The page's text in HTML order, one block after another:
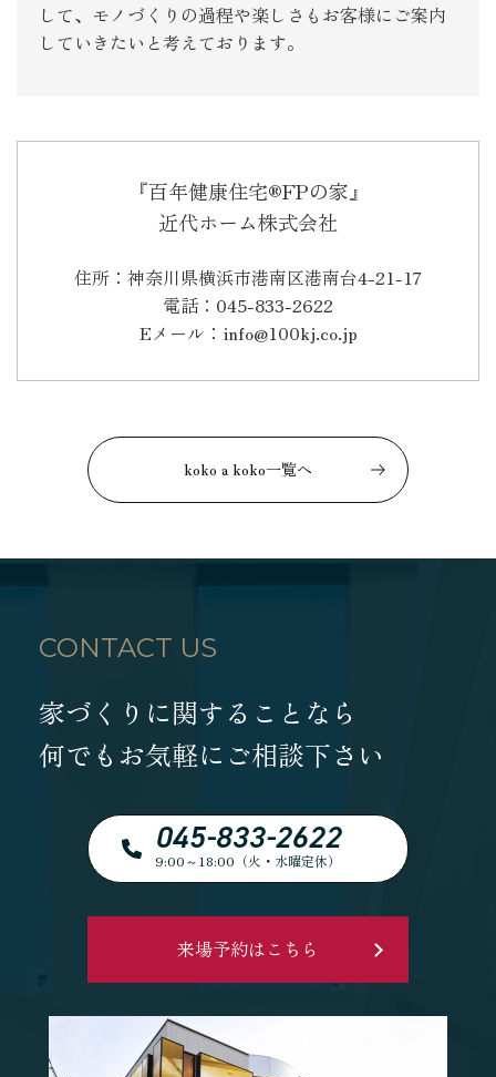
して、モノづくりの過程や楽しさもお客様にご案内
していきたいと考えております。
『百年健康住宅®FPの家』
近代ホーム株式会社
住所：神奈川県横浜市港南区港南台4-21-17
電話：045-833-2622
Eメール：info@100kj.co.jp
koko a koko一覧へ
CONTACT US
家づくりに関することなら
何でもお気軽にご相談下さい
045-833-2622
9:00～18:00（火・水曜定休）
来場予約はこちら